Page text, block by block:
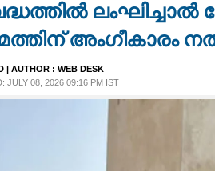
അംഗീകാരം
| AUTHOR : WEB DESK
JULY 08, 2026 09:16 PM IST